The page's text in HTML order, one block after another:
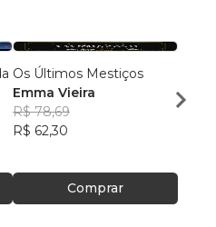
Os Últimos Mestiços
Emma Vieira
R$ 78,69
R$ 62,30
Comprar